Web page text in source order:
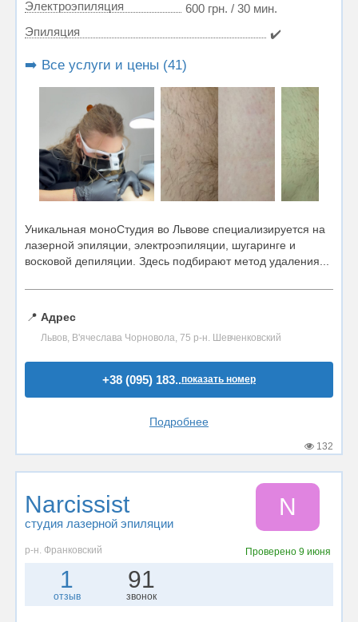
Электроэпиляция
600 грн. / 30 мин.
Эпиляция
✔️
➡️ Все услуги и цены (41)
Уникальная моноСтудия во Львове специализируется на
лазерной эпиляции, электроэпиляции, шугаринге и
восковой депиляции. Здесь подбирают метод удаления...
📍 Адрес
Львов, В'ячеслава Чорновола, 75 р-н. Шевченковский
+38 (095) 183..показать номер
Подробнее
132
Narcissist
студия лазерной эпиляции
N
р-н. Франковский Проверено 9 июня
1
отзыв
91
звонок